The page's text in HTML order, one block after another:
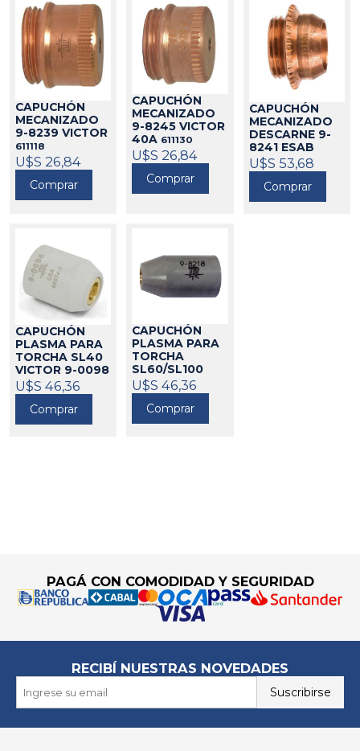
CAPUCHÓN
MECANIZADO
9-8239 VICTOR
611118
U$S 26,84
Comprar
CAPUCHÓN
MECANIZADO
9-8245 VICTOR
40A 611130
U$S 26,84
Comprar
CAPUCHÓN
MECANIZADO
DESCARNE 9-
8241 ESAB
611119
U$S 53,68
Comprar
CAPUCHÓN
PLASMA PARA
TORCHA SL40
VICTOR 9-0098
730787 ESAB
611105
U$S 46,36
Comprar
CAPUCHÓN
PLASMA PARA
TORCHA
SL60/SL100
VICTOR 9-8218
730820 ESAB
611110
U$S 46,36
Comprar
PAGÁ CON COMODIDAD Y SEGURIDAD
RECIBÍ NUESTRAS NOVEDADES
Suscribirse